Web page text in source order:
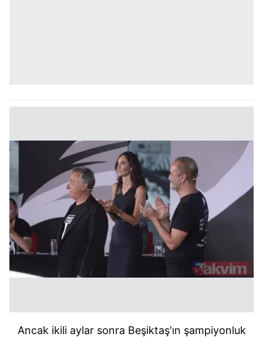
Ancak ikili aylar sonra Beşiktaş'ın şampiyonluk